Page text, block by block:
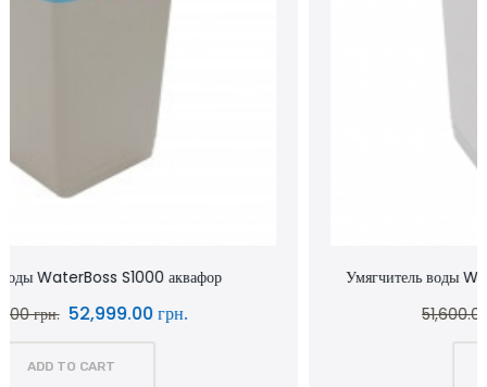
Умягчитель воды WaterBoss S800 аквафор waterboss
51,600.00 грн.